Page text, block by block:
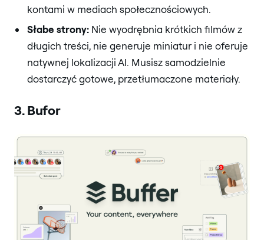
kontami w mediach społecznościowych.
Słabe strony: Nie wyodrębnia krótkich filmów z
długich treści, nie generuje miniatur i nie oferuje
natywnej lokalizacji AI. Musisz samodzielnie
dostarczyć gotowe, przetłumaczone materiały.
3. Bufor